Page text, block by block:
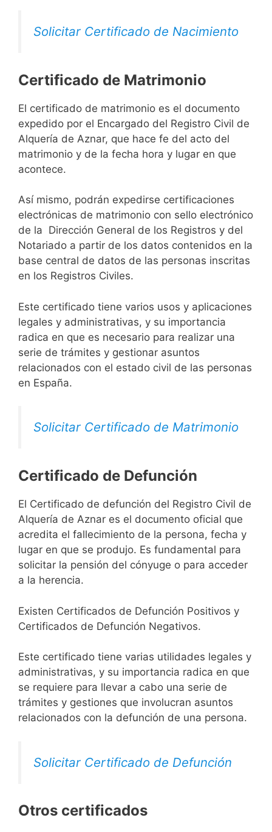
Solicitar Certificado de Nacimiento
Certificado de Matrimonio
El certificado de matrimonio es el documento
expedido por el Encargado del Registro Civil de
Alquería de Aznar, que hace fe del acto del
matrimonio y de la fecha hora y lugar en que
acontece.
Así mismo, podrán expedirse certificaciones
electrónicas de matrimonio con sello electrónico
de la Dirección General de los Registros y del
Notariado a partir de los datos contenidos en la
base central de datos de las personas inscritas
en los Registros Civiles.
Este certificado tiene varios usos y aplicaciones
legales y administrativas, y su importancia
radica en que es necesario para realizar una
serie de trámites y gestionar asuntos
relacionados con el estado civil de las personas
en España.
Solicitar Certificado de Matrimonio
Certificado de Defunción
El Certificado de defunción del Registro Civil de
Alquería de Aznar es el documento oficial que
acredita el fallecimiento de la persona, fecha y
lugar en que se produjo. Es fundamental para
solicitar la pensión del cónyuge o para acceder
a la herencia.
Existen Certificados de Defunción Positivos y
Certificados de Defunción Negativos.
Este certificado tiene varias utilidades legales y
administrativas, y su importancia radica en que
se requiere para llevar a cabo una serie de
trámites y gestiones que involucran asuntos
relacionados con la defunción de una persona.
Solicitar Certificado de Defunción
Otros certificados